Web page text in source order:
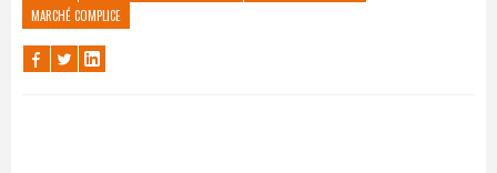
MARCHÉ COMPLICE